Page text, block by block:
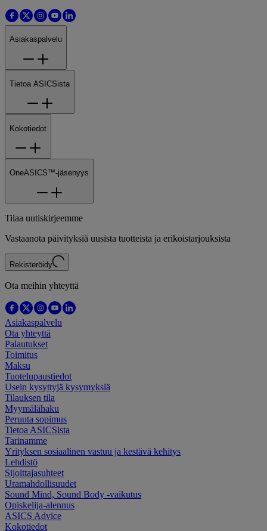
Asiakaspalvelu
Tietoa ASICSista
Kokotiedot
OneASICS™-jäsenyys
Tilaa uutiskirjeemme
Vastaanota päivityksiä uusista tuotteista ja erikoistarjouksista
Rekisteröidy
Ota meihin yhteyttä
Asiakaspalvelu
Ota yhteyttä
Palautukset
Toimitus
Maksu
Tuotelupaustiedot
Usein kysyttyjä kysymyksiä
Tilauksen tila
Myymälähaku
Peruuta sopimus
Tietoa ASICSista
Tarinamme
Yrityksen sosiaalinen vastuu ja kestävä kehitys
Lehdistö
Sijoittajasuhteet
Uramahdollisuudet
Sound Mind, Sound Body -vaikutus
Opiskelija-alennus
ASICS Advice
Kokotiedot